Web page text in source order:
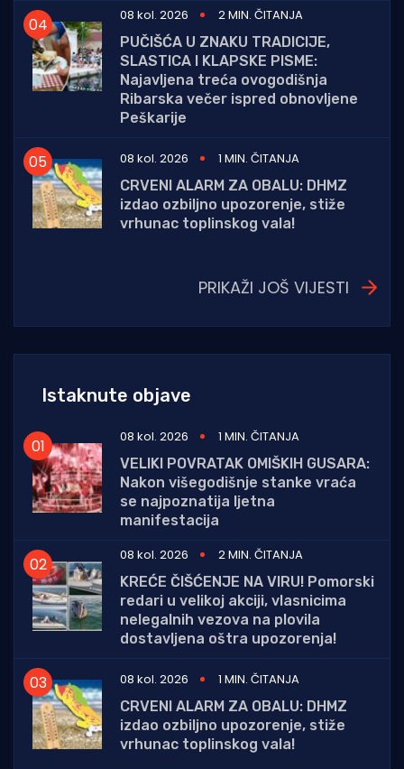
08 kol. 2026
2 MIN. ČITANJA
PUČIŠĆA U ZNAKU TRADICIJE,
SLASTICA I KLAPSKE PISME:
Najavljena treća ovogodišnja
Ribarska večer ispred obnovljene
Peškarije
08 kol. 2026
1 MIN. ČITANJA
CRVENI ALARM ZA OBALU: DHMZ
izdao ozbiljno upozorenje, stiže
vrhunac toplinskog vala!
PRIKAŽI JOŠ VIJESTI
Istaknute objave
08 kol. 2026
1 MIN. ČITANJA
VELIKI POVRATAK OMIŠKIH GUSARA:
Nakon višegodišnje stanke vraća
se najpoznatija ljetna
manifestacija
08 kol. 2026
2 MIN. ČITANJA
KREĆE ČIŠĆENJE NA VIRU! Pomorski
redari u velikoj akciji, vlasnicima
nelegalnih vezova na plovila
dostavljena oštra upozorenja!
08 kol. 2026
1 MIN. ČITANJA
CRVENI ALARM ZA OBALU: DHMZ
izdao ozbiljno upozorenje, stiže
vrhunac toplinskog vala!